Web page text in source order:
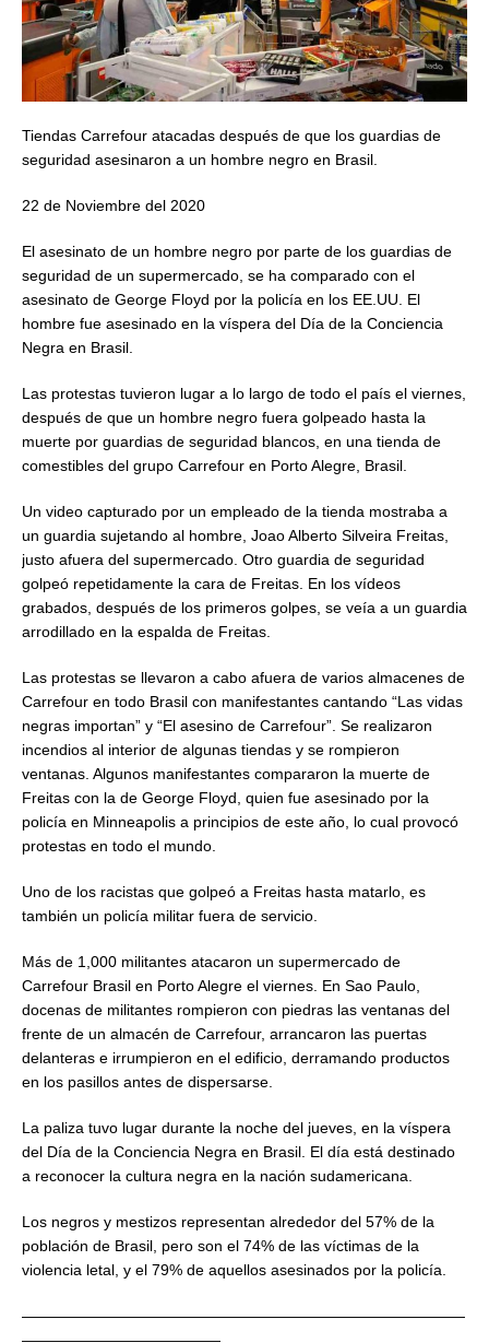
Tiendas Carrefour atacadas después de que los guardias de
seguridad asesinaron a un hombre negro en Brasil.
22 de Noviembre del 2020
El asesinato de un hombre negro por parte de los guardias de
seguridad de un supermercado, se ha comparado con el
asesinato de George Floyd por la policía en los EE.UU. El
hombre fue asesinado en la víspera del Día de la Conciencia
Negra en Brasil.
Las protestas tuvieron lugar a lo largo de todo el país el viernes,
después de que un hombre negro fuera golpeado hasta la
muerte por guardias de seguridad blancos, en una tienda de
comestibles del grupo Carrefour en Porto Alegre, Brasil.
Un video capturado por un empleado de la tienda mostraba a
un guardia sujetando al hombre, Joao Alberto Silveira Freitas,
justo afuera del supermercado. Otro guardia de seguridad
golpeó repetidamente la cara de Freitas. En los vídeos
grabados, después de los primeros golpes, se veía a un guardia
arrodillado en la espalda de Freitas.
Las protestas se llevaron a cabo afuera de varios almacenes de
Carrefour en todo Brasil con manifestantes cantando “Las vidas
negras importan” y “El asesino de Carrefour”. Se realizaron
incendios al interior de algunas tiendas y se rompieron
ventanas. Algunos manifestantes compararon la muerte de
Freitas con la de George Floyd, quien fue asesinado por la
policía en Minneapolis a principios de este año, lo cual provocó
protestas en todo el mundo.
Uno de los racistas que golpeó a Freitas hasta matarlo, es
también un policía militar fuera de servicio.
Más de 1,000 militantes atacaron un supermercado de
Carrefour Brasil en Porto Alegre el viernes. En Sao Paulo,
docenas de militantes rompieron con piedras las ventanas del
frente de un almacén de Carrefour, arrancaron las puertas
delanteras e irrumpieron en el edificio, derramando productos
en los pasillos antes de dispersarse.
La paliza tuvo lugar durante la noche del jueves, en la víspera
del Día de la Conciencia Negra en Brasil. El día está destinado
a reconocer la cultura negra en la nación sudamericana.
Los negros y mestizos representan alrededor del 57% de la
población de Brasil, pero son el 74% de las víctimas de la
violencia letal, y el 79% de aquellos asesinados por la policía.
—————————————————————————————